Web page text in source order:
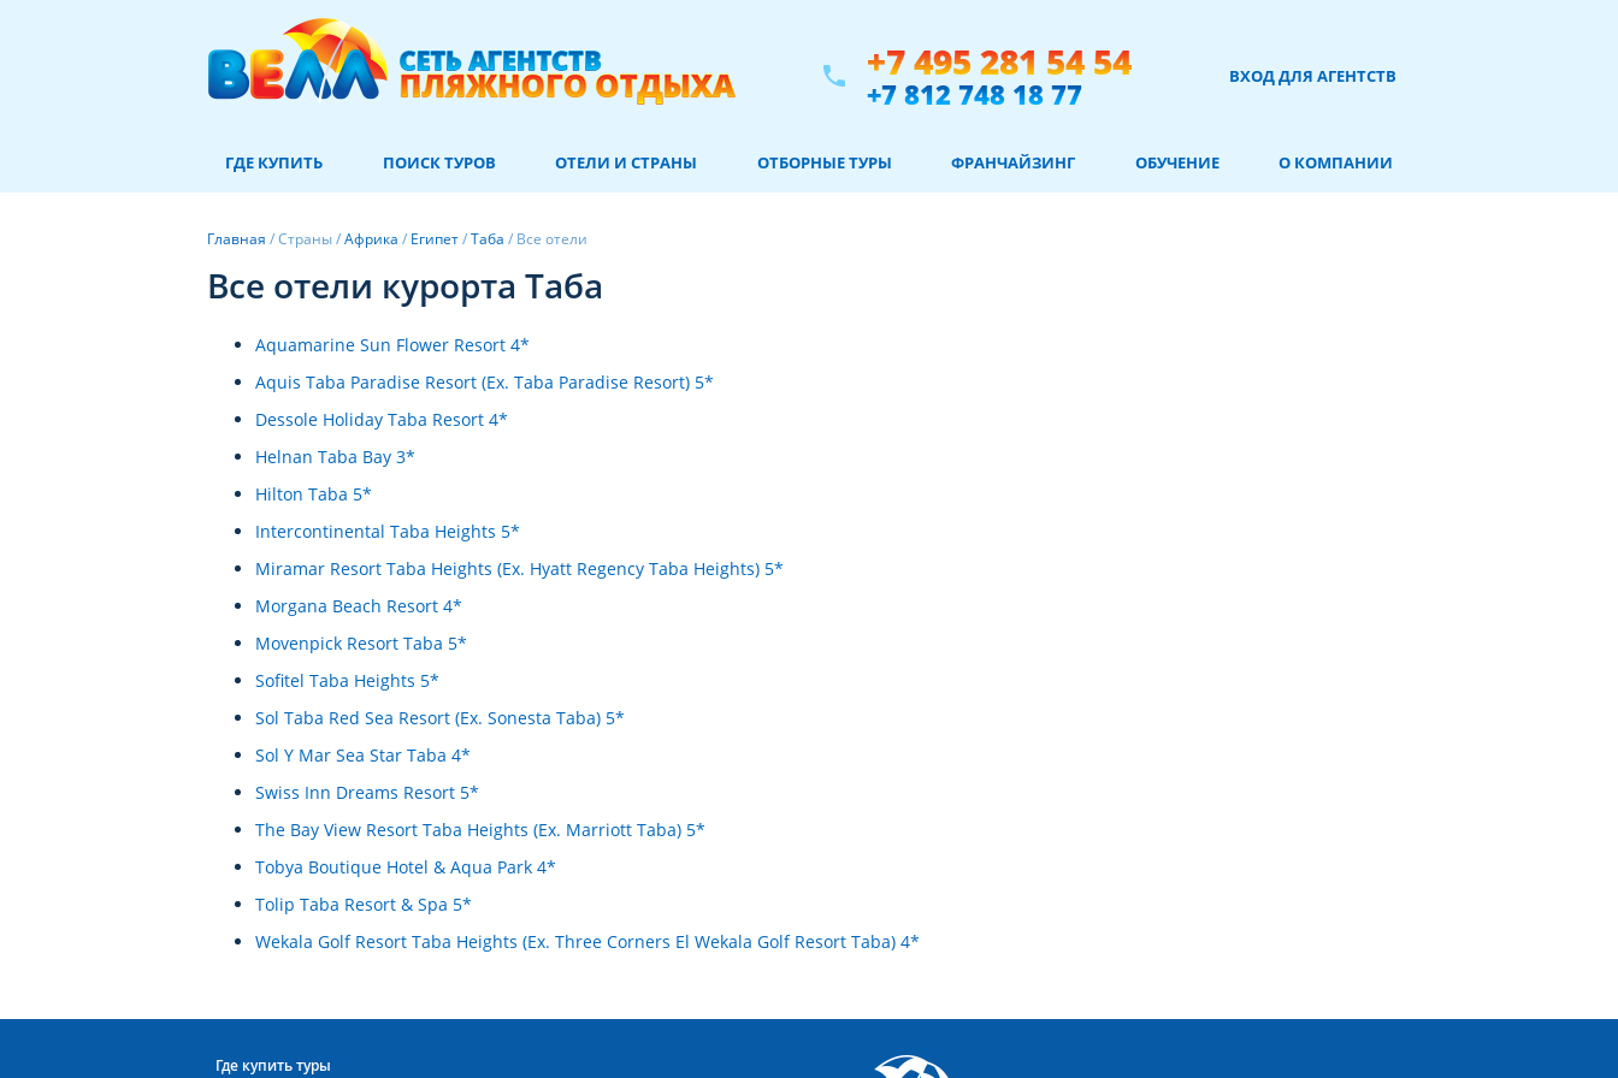
phone +7 495 281 54 54
+7 812 748 18 77 ВХОД ДЛЯ АГЕНТСТВ
ГДЕ КУПИТЬ ПОИСК ТУРОВ ОТЕЛИ И СТРАНЫ ОТБОРНЫЕ ТУРЫ ФРАНЧАЙЗИНГ ОБУЧЕНИЕ О КОМПАНИИ
Главная /Страны/Африка / Египет/Таба / Все отели
Все отели курорта Таба
Aquamarine Sun Flower Resort 4*
Aquis Taba Paradise Resort (Ex. Taba Paradise Resort) 5*
Dessole Holiday Taba Resort 4*
Helnan Taba Bay 3*
Hilton Taba 5*
Intercontinental Taba Heights 5*
Miramar Resort Taba Heights (Ex. Hyatt Regency Taba Heights) 5*
Morgana Beach Resort 4*
Movenpick Resort Taba 5*
Sofitel Taba Heights 5*
Sol Taba Red Sea Resort (Ex. Sonesta Taba) 5*
Sol Y Mar Sea Star Taba 4*
Swiss Inn Dreams Resort 5*
The Bay View Resort Taba Heights (Ex. Marriott Taba) 5*
Tobya Boutique Hotel & Aqua Park 4*
Tolip Taba Resort & Spa 5*
Wekala Golf Resort Taba Heights (Ex. Three Corners El Wekala Golf Resort Taba) 4*
Где купить туры